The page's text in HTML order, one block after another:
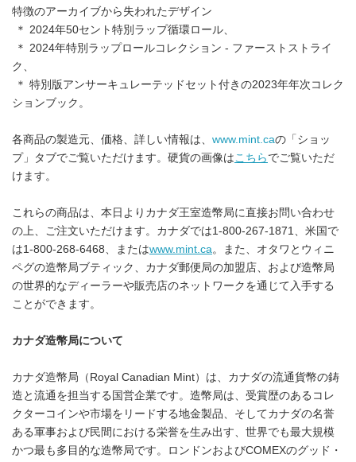
特徴のアーカイブから失われたデザイン
＊ 2024年50セント特別ラップ循環ロール、
＊ 2024年特別ラップロールコレクション - ファーストストライ
ク、
＊ 特別版アンサーキュレーテッドセット付きの2023年年次コレク
ションブック。
各商品の製造元、価格、詳しい情報は、 www.mint.caの「ショッ
プ」タブでご覧いただけます。硬貨の画像はこちら でご覧いただ
けます。
これらの商品は、本日よりカナダ王室造幣局に直接お問い合わせ
の上、ご注文いただけます。カナダでは1-800-267-1871、米国で
は1-800-268-6468、またはwww.mint.ca。また、オタワとウィニ
ペグの造幣局ブティック、カナダ郵便局の加盟店、および造幣局
の世界的なディーラーや販売店のネットワークを通じて入手する
ことができます。
カナダ造幣局について
カナダ造幣局（Royal Canadian Mint）は、カナダの流通貨幣の鋳
造と流通を担当する国営企業です。造幣局は、受賞歴のあるコレ
クターコインや市場をリードする地金製品、そしてカナダの名誉
ある軍事および民間における栄誉を生み出す、世界でも最大規模
かつ最も多目的な造幣局です。ロンドンおよびCOMEXのグッド・